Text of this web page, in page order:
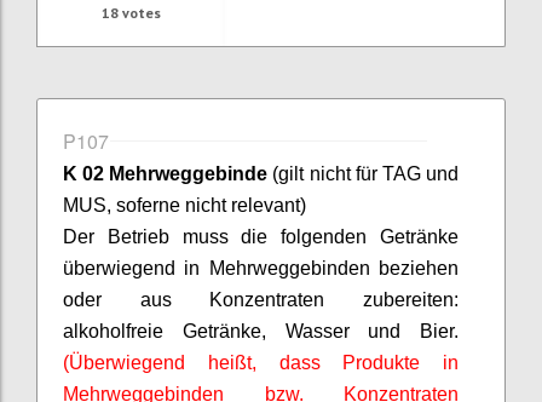
18votes
P107
K 02 Mehrweggebinde (gilt nicht für TAG und
MUS, soferne nicht relevant)
Der Betrieb muss die folgenden Getränke
überwiegend in Mehrweggebinden beziehen
oder aus Konzentraten zubereiten:
alkoholfreie Getränke, Wasser und Bier.
(Überwiegend heißt, dass Produkte in
Mehrweggebinden bzw. Konzentraten